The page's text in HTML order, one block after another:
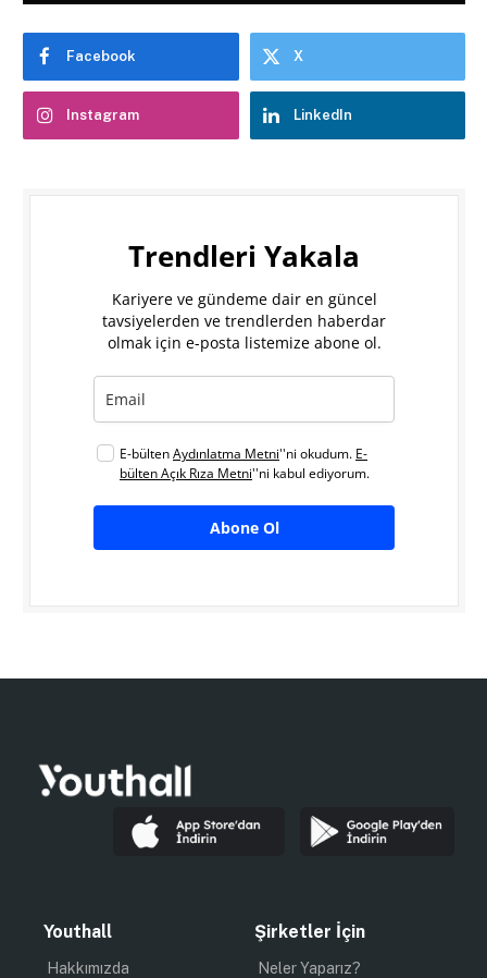
Facebook X
Instagram LinkedIn
Trendleri Yakala
Kariyere ve gündeme dair en güncel
tavsiyelerden ve trendlerden haberdar
olmak için e-posta listemize abone ol.
E-bültenAydınlatma Metni''ni okudum. E-
bülten Açık Rıza Metni''ni kabul ediyorum.
Abone Ol
Youthall
Hakkımızda
Şirketler İçin
Neler Yaparız?